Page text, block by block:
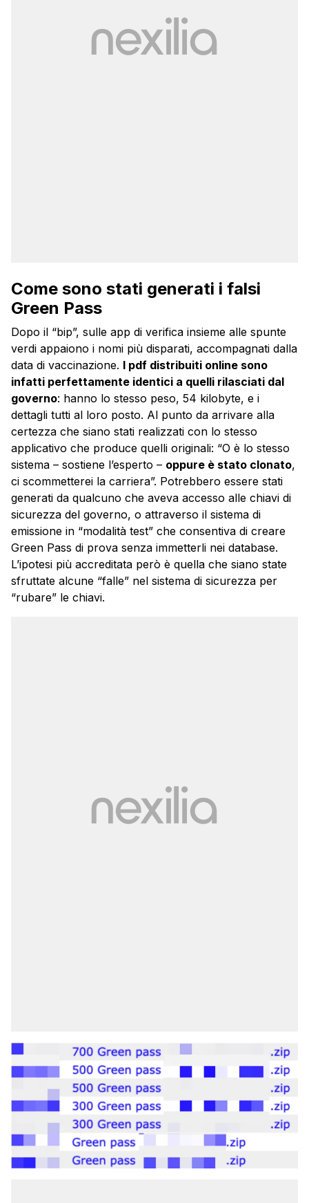
Come sono stati generati i falsi
Green Pass
Dopo il “bip”, sulle app di verifica insieme alle spunte
verdi appaiono i nomi più disparati, accompagnati dalla
data di vaccinazione. I pdf distribuiti online sono
infatti perfettamente identici a quelli rilasciati dal
governo: hanno lo stesso peso, 54 kilobyte, e i
dettagli tutti al loro posto. Al punto da arrivare alla
certezza che siano stati realizzati con lo stesso
applicativo che produce quelli originali: “O è lo stesso
sistema – sostiene l’esperto – oppure è stato clonato,
ci scommetterei la carriera”. Potrebbero essere stati
generati da qualcuno che aveva accesso alle chiavi di
sicurezza del governo, o attraverso il sistema di
emissione in “modalità test” che consentiva di creare
Green Pass di prova senza immetterli nei database.
L’ipotesi più accreditata però è quella che siano state
sfruttate alcune “falle” nel sistema di sicurezza per
“rubare” le chiavi.